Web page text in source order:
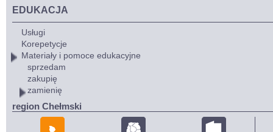
EDUKACJA
Usługi
Korepetycje
Materiały i pomoce edukacyjne
sprzedam
zakupię
zamienię
region Chełmski